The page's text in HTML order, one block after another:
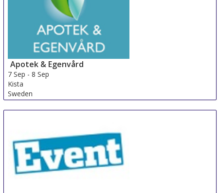
Apotek & Egenvård
7 Sep -8 Sep
Kista
Sweden